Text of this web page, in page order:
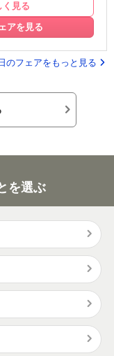
く見る
アを見る
のフェアをもっと見る
を選ぶ